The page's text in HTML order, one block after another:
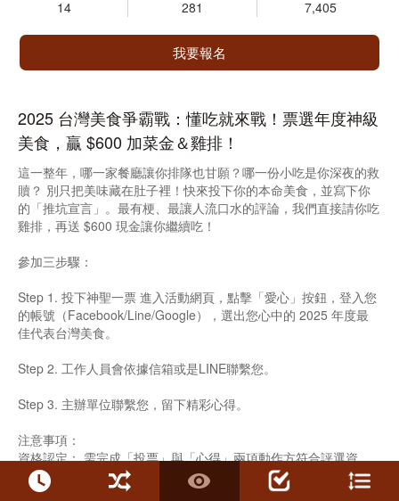
14 281 7,405
我要報名
2025 台灣美食爭霸戰：懂吃就來戰！票選年度神級
美食，贏 $600 加菜金＆雞排！
這一整年，哪一家餐廳讓你排隊也甘願？哪一份小吃是你深夜的救
贖？ 別只把美味藏在肚子裡！快來投下你的本命美食，並寫下你
的「推坑宣言」。最有梗、最讓人流口水的評論，我們直接請你吃
雞排，再送 $600 現金讓你繼續吃！
參加三步驟：
Step 1. 投下神聖一票 進入活動網頁，點擊「愛心」按鈕，登入您
的帳號（Facebook/Line/Google），選出您心中的 2025 年度最
佳代表台灣美食。
Step 2. 工作人員會依據信箱或是LINE聯繫您。
Step 3. 主辦單位聯繫您，留下精彩心得。
注意事項：
資格認定： 需完成「投票」與「心得」兩項動作方符合評選資
格。